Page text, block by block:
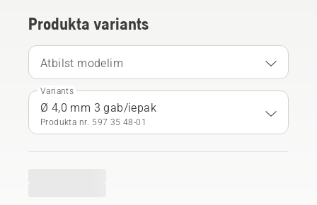
Produkta variants
Atbilst modelim
Variants
Ø 4,0 mm 3 gab/iepak
Produkta nr. 597 35 48‑01